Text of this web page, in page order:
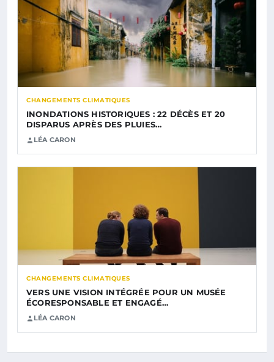
CHANGEMENTS CLIMATIQUES
INONDATIONS HISTORIQUES : 22 DÉCÈS ET 20
DISPARUS APRÈS DES PLUIES…
LÉA CARON
CHANGEMENTS CLIMATIQUES
VERS UNE VISION INTÉGRÉE POUR UN MUSÉE
ÉCORESPONSABLE ET ENGAGÉ…
LÉA CARON